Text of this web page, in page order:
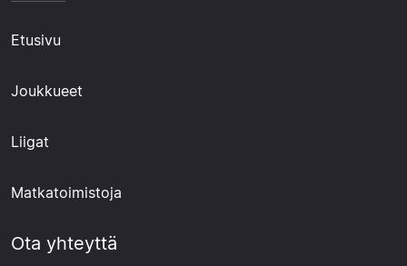
Etusivu
Joukkueet
Liigat
Matkatoimistoja
Ota yhteyttä